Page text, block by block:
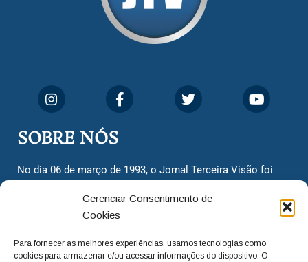
Gerenciar Consentimento de
Cookies
Para fornecer as melhores experiências, usamos tecnologias como
cookies para armazenar e/ou acessar informações do dispositivo. O
SOBRE NÓS
No dia 06 de março de 1993, o Jornal Terceira Visão foi
cidadãos valinhenses, já que naquela época só existiam
dois jornais. Há mais de 30 anos, o jornal continua
com o foco de trazer as melhores notícias. Nunca